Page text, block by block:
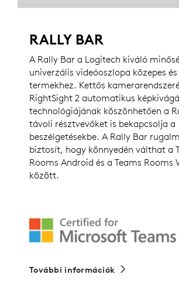
RALLY BAR
A Rally Bar a Logitech kiváló
univerzális videóoszlopa közepes
termekhez. Kettős
RightSight 2 automatikus
technológiájának köszönhetően a
távoli résztvevőket is bekapcsolja a
beszélgetésekbe. A Rally Bar
biztosít, hogy könnyedén válthat a
Rooms Android és a Teams Rooms
között.
További információk